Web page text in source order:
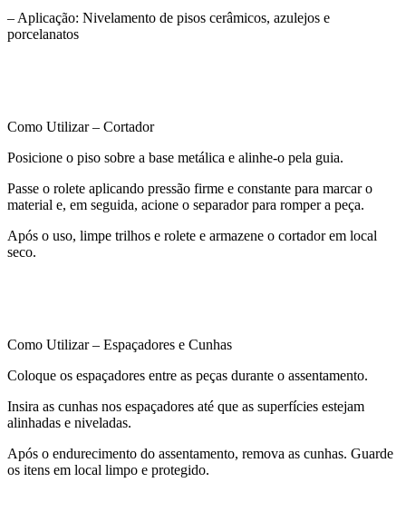
– Aplicação: Nivelamento de pisos cerâmicos, azulejos e
porcelanatos
Como Utilizar – Cortador
Posicione o piso sobre a base metálica e alinhe-o pela guia.
Passe o rolete aplicando pressão firme e constante para marcar o
material e, em seguida, acione o separador para romper a peça.
Após o uso, limpe trilhos e rolete e armazene o cortador em local
seco.
Como Utilizar – Espaçadores e Cunhas
Coloque os espaçadores entre as peças durante o assentamento.
Insira as cunhas nos espaçadores até que as superfícies estejam
alinhadas e niveladas.
Após o endurecimento do assentamento, remova as cunhas. Guarde
os itens em local limpo e protegido.